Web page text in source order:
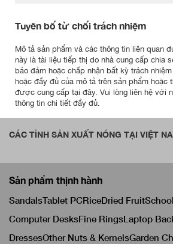
Tuyên bố từ chối trách nhiệm
Mô tả sản phẩm và các thông tin liên quan
này là tài liệu tiếp thị do nhà cung cấp chia
bảo đảm hoặc chấp nhận bất kỳ trách
hoặc đầy đủ của mô tả trên sản phẩm hoặc
được cung cấp tại đây. Vui lòng liên hệ với
thông tin chi tiết đầy đủ.
CÁC TỈNH SẢN XUẤT NÓNG TẠI VIỆT
Sản phẩm thịnh hành
SandalsTablet PCRiceDried Fruit
Computer DesksFine RingsLaptop
DressesOther Nuts & KernelsGarden